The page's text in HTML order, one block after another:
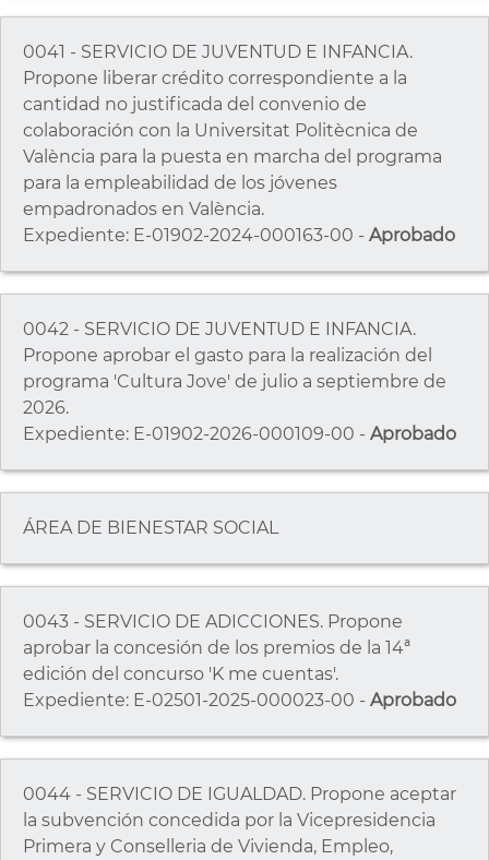
0041 - SERVICIO DE JUVENTUD E INFANCIA.
Propone liberar crédito correspondiente a la
cantidad no justificada del convenio de
colaboración con la Universitat Politècnica de
València para la puesta en marcha del programa
para la empleabilidad de los jóvenes
empadronados en València.
Expediente: E-01902-2024-000163-00 - Aprobado
0042 - SERVICIO DE JUVENTUD E INFANCIA.
Propone aprobar el gasto para la realización del
programa 'Cultura Jove' de julio a septiembre de
2026.
Expediente: E-01902-2026-000109-00 - Aprobado
ÁREA DE BIENESTAR SOCIAL
0043 - SERVICIO DE ADICCIONES. Propone
aprobar la concesión de los premios de la 14ª
edición del concurso 'K me cuentas'.
Expediente: E-02501-2025-000023-00 - Aprobado
0044 - SERVICIO DE IGUALDAD. Propone aceptar
la subvención concedida por la Vicepresidencia
Primera y Conselleria de Vivienda, Empleo,